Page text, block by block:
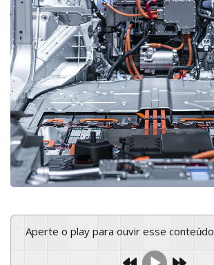
Aperte o play para ouvir esse conteúdo